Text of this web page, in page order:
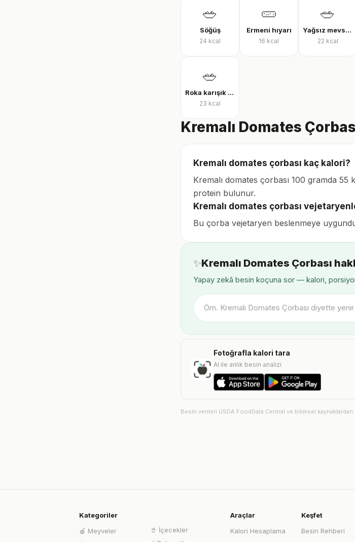
🥗
Söğüş
24 kcal
🥒
Ermeni hıyarı
16 kcal
🥗
Yağsız mevsim salatası
22 kcal
🥗
Roka karışık yeşillik
23 kcal
Kremalı Domates
Kremalı domates çorbası kaç kalori?
Kremalı domates çorbası 100 gramda
protein bulunur.
Kremalı domates çorbası
Bu çorba vejetaryen beslenmeye
✨Kremalı Domates Çorbası
Yapay zekâ besin koçuna sor — kalori,
Fotoğrafla kalori tara
AI ile anlık besin analizi
Besin verileri USDA FoodData Central ve bilimsel kaynaklardan
Kategoriler
🍎 Meyveler
🥤 İçecekler
Araçlar
Kalori Hesaplama
Keşfet
Besin Rehberi